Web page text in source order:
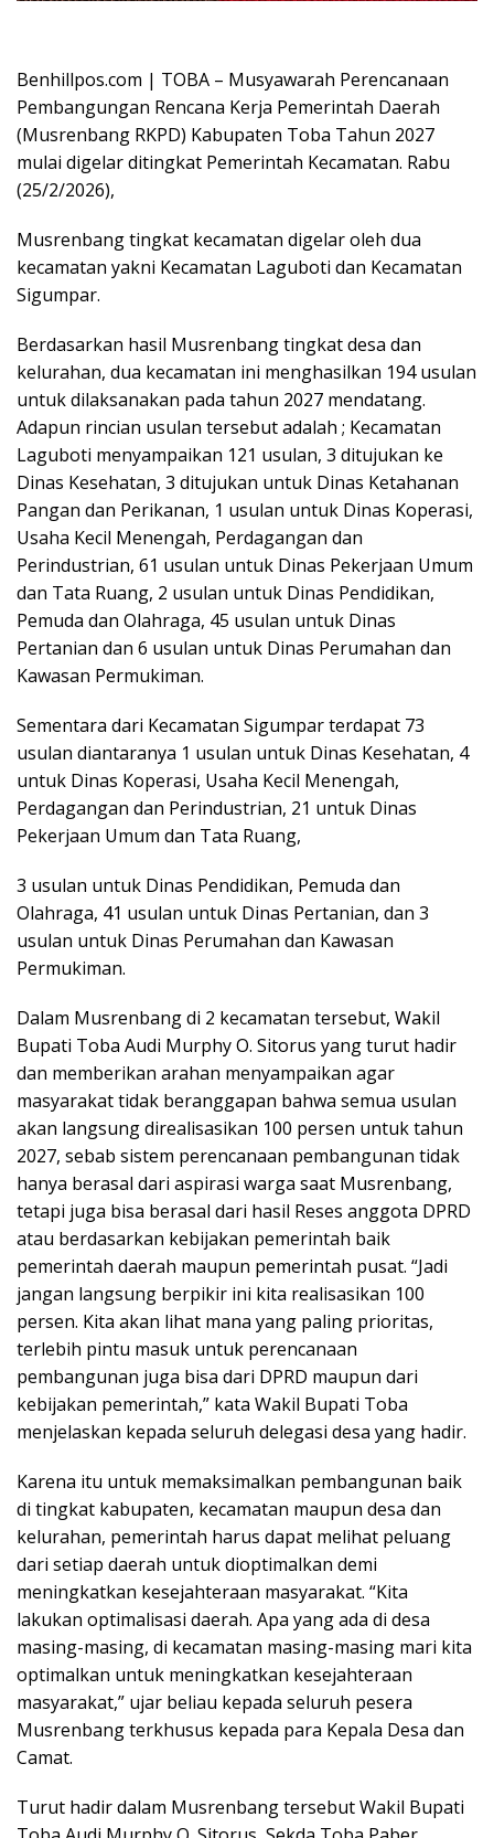
Benhillpos.com | TOBA – Musyawarah Perencanaan
Pembangungan Rencana Kerja Pemerintah Daerah
(Musrenbang RKPD) Kabupaten Toba Tahun 2027
mulai digelar ditingkat Pemerintah Kecamatan. Rabu
(25/2/2026),
Musrenbang tingkat kecamatan digelar oleh dua
kecamatan yakni Kecamatan Laguboti dan Kecamatan
Sigumpar.
Berdasarkan hasil Musrenbang tingkat desa dan
kelurahan, dua kecamatan ini menghasilkan 194 usulan
untuk dilaksanakan pada tahun 2027 mendatang.
Adapun rincian usulan tersebut adalah ; Kecamatan
Laguboti menyampaikan 121 usulan, 3 ditujukan ke
Dinas Kesehatan, 3 ditujukan untuk Dinas Ketahanan
Pangan dan Perikanan, 1 usulan untuk Dinas Koperasi,
Usaha Kecil Menengah, Perdagangan dan
Perindustrian, 61 usulan untuk Dinas Pekerjaan Umum
dan Tata Ruang, 2 usulan untuk Dinas Pendidikan,
Pemuda dan Olahraga, 45 usulan untuk Dinas
Pertanian dan 6 usulan untuk Dinas Perumahan dan
Kawasan Permukiman.
Sementara dari Kecamatan Sigumpar terdapat 73
usulan diantaranya 1 usulan untuk Dinas Kesehatan, 4
untuk Dinas Koperasi, Usaha Kecil Menengah,
Perdagangan dan Perindustrian, 21 untuk Dinas
Pekerjaan Umum dan Tata Ruang,
3 usulan untuk Dinas Pendidikan, Pemuda dan
Olahraga, 41 usulan untuk Dinas Pertanian, dan 3
usulan untuk Dinas Perumahan dan Kawasan
Permukiman.
Dalam Musrenbang di 2 kecamatan tersebut, Wakil
Bupati Toba Audi Murphy O. Sitorus yang turut hadir
dan memberikan arahan menyampaikan agar
masyarakat tidak beranggapan bahwa semua usulan
akan langsung direalisasikan 100 persen untuk tahun
2027, sebab sistem perencanaan pembangunan tidak
hanya berasal dari aspirasi warga saat Musrenbang,
tetapi juga bisa berasal dari hasil Reses anggota DPRD
atau berdasarkan kebijakan pemerintah baik
pemerintah daerah maupun pemerintah pusat. “Jadi
jangan langsung berpikir ini kita realisasikan 100
persen. Kita akan lihat mana yang paling prioritas,
terlebih pintu masuk untuk perencanaan
pembangunan juga bisa dari DPRD maupun dari
kebijakan pemerintah,” kata Wakil Bupati Toba
menjelaskan kepada seluruh delegasi desa yang hadir.
Karena itu untuk memaksimalkan pembangunan baik
di tingkat kabupaten, kecamatan maupun desa dan
kelurahan, pemerintah harus dapat melihat peluang
dari setiap daerah untuk dioptimalkan demi
meningkatkan kesejahteraan masyarakat. “Kita
lakukan optimalisasi daerah. Apa yang ada di desa
masing-masing, di kecamatan masing-masing mari kita
optimalkan untuk meningkatkan kesejahteraan
masyarakat,” ujar beliau kepada seluruh pesera
Musrenbang terkhusus kepada para Kepala Desa dan
Camat.
Turut hadir dalam Musrenbang tersebut Wakil Bupati